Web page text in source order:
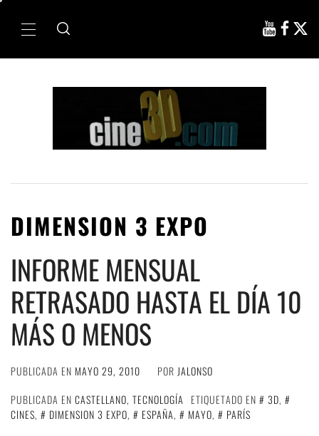
Menú
DIMENSION 3 EXPO
INFORME MENSUAL
RETRASADO HASTA EL DÍA 10
MÁS O MENOS
PUBLICADA EN MAYO 29, 2010 POR JALONSO
PUBLICADA EN CASTELLANO, TECNOLOGÍA ETIQUETADO EN 3D,
CINES, DIMENSION 3 EXPO, ESPAÑA, MAYO,
PARÍS